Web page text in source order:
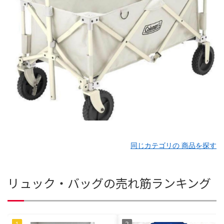
同じカテゴリの 商品を探す
リュック・バッグの売れ筋ランキング